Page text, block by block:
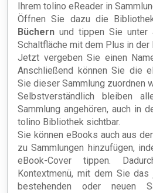
Ihrem tolino eReader in
Öffnen Sie dazu die
Büchern und tippen Sie unter
Schaltfläche mit dem Plus in der
Jetzt vergeben Sie einen
Anschließend können Sie die
Sie dieser Sammlung zuordnen
Selbstverständlich bleiben
Sammlung angehören, auch in
tolino Bibliothek sichtbar.
Sie können eBooks auch aus
zu Sammlungen hinzufügen,
eBook-Cover tippen.
Kontextmenü, mit dem Sie
bestehenden oder neuen